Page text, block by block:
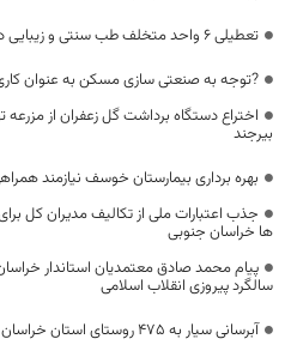
تعطیلی ۶ واحد متخلف طب سنتی و زیبایی در بیرجند
?توجه به صنعتی سازی مسکن به عنوان
اختراع دستگاه برداشت گل زعفران از
بیرجند
بهره برداری بیمارستان خوسف نیازمند
جذب اعتبارات ملی از تکالیف مدیران کل
ها خراسان جنوبی
پیام محمد صادق معتمدیان استاندار
سالگرد پیروزی انقلاب اسلامی
آبرسانی سیار به 475 روستای استان خراسان جنوبی انجام می گیرد